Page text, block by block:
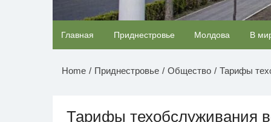
Главная Приднестровье Молдова В
Home Приднестровье Общество Тарифы
Тарифы техобслуживания
Ролик из Омска: вы будете смеяться долго